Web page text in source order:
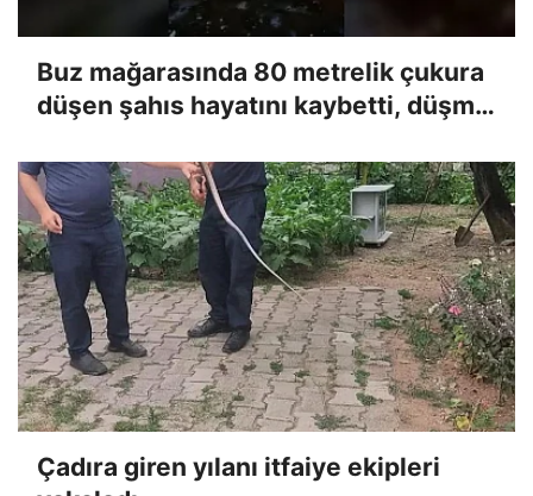
Buz mağarasında 80 metrelik çukura
düşen şahıs hayatını kaybetti, düşme
Çadıra giren yılanı itfaiye ekipleri